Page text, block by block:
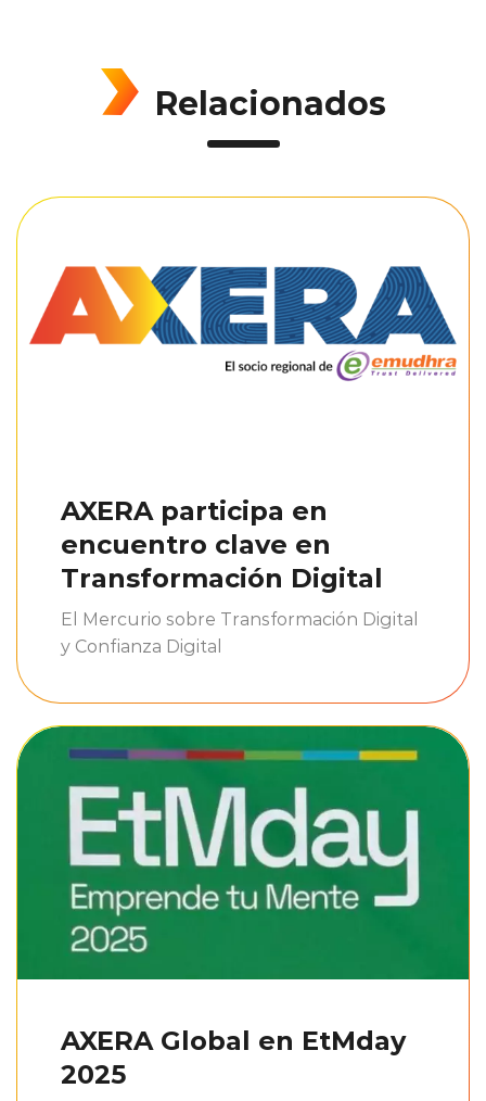
Relacionados
AXERA participa en
encuentro clave en
Transformación Digital
El Mercurio sobre Transformación Digital
y Confianza Digital
AXERA Global en EtMday
2025